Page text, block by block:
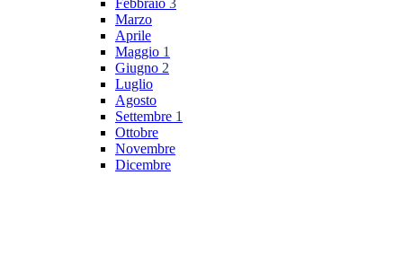
Febbraio 3
Marzo
Aprile
Maggio 1
Giugno 2
Luglio
Agosto
Settembre 1
Ottobre
Novembre
Dicembre